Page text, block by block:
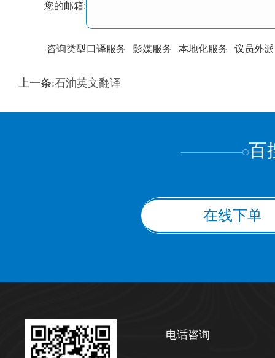
您的邮箱:
咨询类型口译服务 影媒服务 本地化服务 议员外派
训翻译
上一条:石油英文翻译
百
在线下单
电话咨询